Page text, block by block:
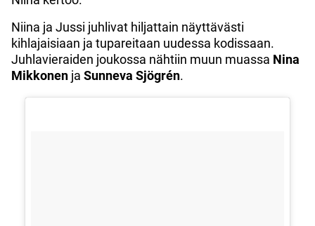
Niina ja Jussi juhlivat hiljattain näyttävästi
kihlajaisiaan ja tupareitaan uudessa kodissaan.
Juhlavieraiden joukossa nähtiin muun muassa Nina
Mikkonen ja Sunneva Sjögrén.